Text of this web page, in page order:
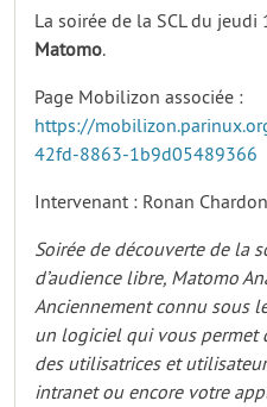
La soirée de la SCL du
Matomo.
Page Mobilizon associée :
https://
42fd-8863-1b9d05489366
Intervenant : Ronan
Soirée de découverte de la
d’audience libre, Matomo
Anciennement connu sous
un logiciel qui vous permet
des utilisatrices et
intranet ou encore votre